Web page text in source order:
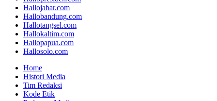
Hallojabar.com
Hallobandung.com
Hallotangsel.com
Hallokaltim.com
Hallopapua.com
Hallosolo.com
Home
Histori Media
Tim Redaksi
Kode Etik